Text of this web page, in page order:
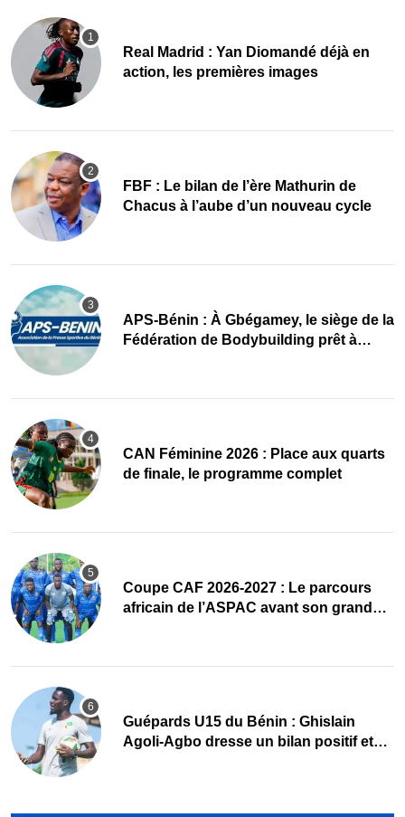
Real Madrid : Yan Diomandé déjà en
action, les premières images
FBF : Le bilan de l’ère Mathurin de
Chacus à l’aube d’un nouveau cycle
APS-Bénin : À Gbégamey, le siège de la
Fédération de Bodybuilding prêt à
CAN Féminine 2026 : Place aux quarts
de finale, le programme complet
Coupe CAF 2026-2027 : Le parcours
africain de l’ASPAC avant son grand
Guépards U15 du Bénin : Ghislain
Agoli-Agbo dresse un bilan positif et